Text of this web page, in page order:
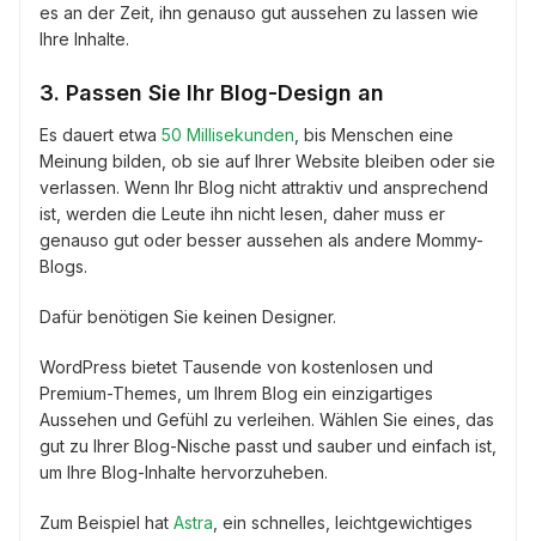
es an der Zeit, ihn genauso gut aussehen zu lassen wie
Ihre Inhalte.
3. Passen Sie Ihr Blog-Design an
Es dauert etwa 50 Millisekunden , bis Menschen eine
Meinung bilden, ob sie auf Ihrer Website bleiben oder sie
verlassen. Wenn Ihr Blog nicht attraktiv und ansprechend
ist, werden die Leute ihn nicht lesen, daher muss er
genauso gut oder besser aussehen als andere Mommy-
Blogs.
Dafür benötigen Sie keinen Designer.
WordPress bietet Tausende von kostenlosen und
Premium-Themes, um Ihrem Blog ein einzigartiges
Aussehen und Gefühl zu verleihen. Wählen Sie eines, das
gut zu Ihrer Blog-Nische passt und sauber und einfach ist,
um Ihre Blog-Inhalte hervorzuheben.
Zum Beispiel hat Astra , ein schnelles, leichtgewichtiges